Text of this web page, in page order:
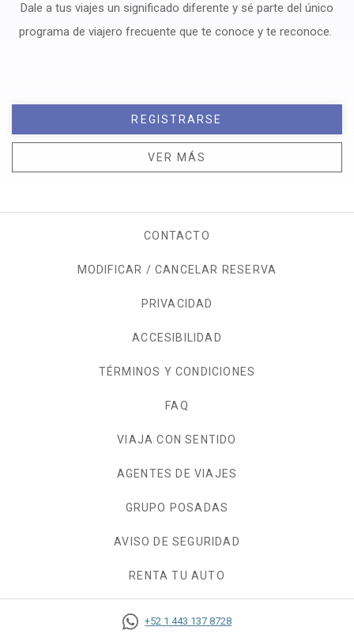
Dale a tus viajes un significado diferente y sé parte del único
programa de viajero frecuente que te conoce y te reconoce.
REGISTRARSE
VER MÁS
CONTACTO
MODIFICAR / CANCELAR RESERVA
PRIVACIDAD
ACCESIBILIDAD
TÉRMINOS Y CONDICIONES
FAQ
VIAJA CON SENTIDO
AGENTES DE VIAJES
GRUPO POSADAS
AVISO DE SEGURIDAD
RENTA TU AUTO
+52 1 443 137 8728